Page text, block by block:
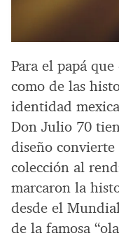
Para el papá
como de las
identidad
Don Julio 70
diseño
colección al
marcaron la
desde el
de la famosa